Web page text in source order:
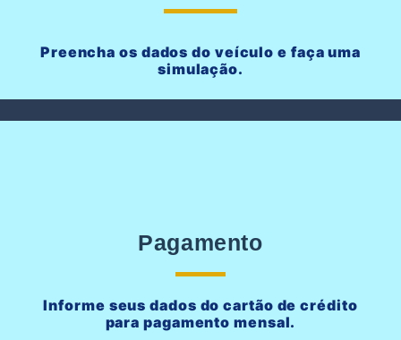
Preencha os dados do veículo e faça uma
simulação.
Pagamento
Informe seus dados do cartão de crédito
para pagamento mensal.